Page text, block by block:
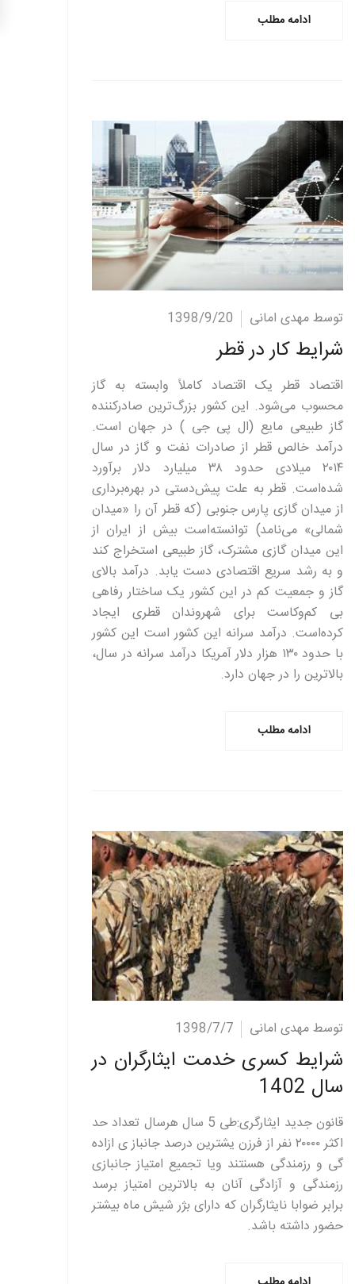
ادامه مطلب
ادامه مطلب توسط مهدی امانی 1398/9/20
شرایط کار در قطر
اقتصاد قطر یک اقتصاد کاملاً وابسته به گاز
محسوب می‌شود. این کشور بزرگ‌ترین صادرکننده
گاز طبیعی مایع (ال پی جی ) در جهان است.
درآمد خالص قطر از صادرات نفت و گاز در سال
۲۰۱۴ میلادی حدود ۳۸ میلیارد دلار برآورد
شده‌است. قطر به علت پیش‌دستی در بهره‌برداری
از میدان گازی پارس جنوبی (که قطر آن را «میدان
شمالی» می‌نامد) توانسته‌است بیش از ایران از
این میدان گازی مشترک، گاز طبیعی استخراج کند
و به رشد سریع اقتصادی دست یابد. درآمد بالای
گاز و جمعیت کم در این کشور یک ساختار رفاهی
بی کم‌وکاست برای شهروندان قطری ایجاد
کرده‌است. درآمد سرانه این کشور است این کشور
با حدود ۱۳۰ هزار دلار آمریکا درآمد سرانه در سال،
بالاترین را در جهان دارد.
ادامه مطلب
توسط مهدی امانی 1398/7/7
شرایط کسری خدمت ایثارگران در
سال 1402
قانون جدید ایثارگری:طی 5 سال هرسال تعداد حد
اکثر ۲۰۰۰۰ نفر از فرزن یشترین درصد جانباز ی ازاده
گی و رزمندگی هسنتند ویا تجمیع امتیاز جانبازی
رزمندگی و آزادگی آنان به بالاترین امتیاز برسد
برابر ضوابا نایثارگران که دارای بژر شیش ماه بیشتر
حضور داشته باشد.